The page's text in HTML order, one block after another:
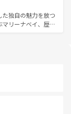
にも異なる楽しみ
、仏教を中心とし
る旅人を魅了し続
スポットが密集し
魅力。息をのむよ
存分に楽しみ尽く
独自の魅力を放つ
リーナベイ、歴史
外せないスポット